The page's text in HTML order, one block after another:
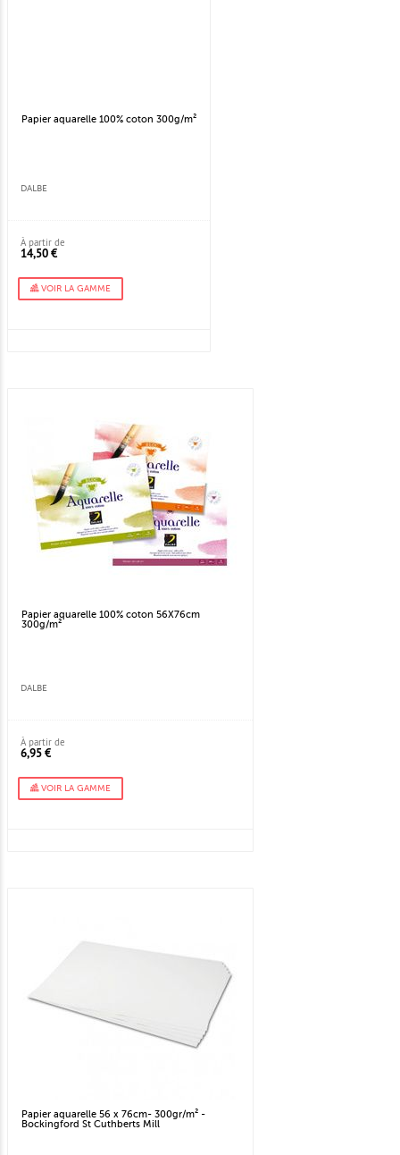
Papier aquarelle 100% coton 300g/m²
DALBE
À partir de
14,50 €
VOIR LA GAMME
Papier aquarelle 100% coton 56X76cm
300g/m²
DALBE
À partir de
6,95 €
VOIR LA GAMME
Papier aquarelle 56 x 76cm- 300gr/m² -
Bockingford St Cuthberts Mill